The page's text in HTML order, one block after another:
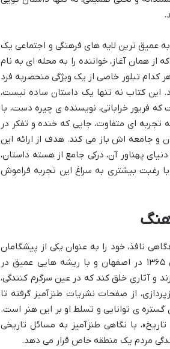
عمیق ترین لایه های فرهنگی و اجتماعی یک
از همان آغاز، خواننده را به محله ای به نام
کدام تبلور خاصی از یک ویژگی منحصربه فرد
این کتاب نه تنها یک داستان ساده نیست،
فریور خراباتی، نویسنده ی چیره دست، با
تجربه ای متفاوت، جایی که خنده و تفکر در
و جامعه اش باز می کند. هدف از ارائه این
پهناور آن، درکی جامع از هسته داستان،
رغبت بیشتری به سراغ این تجربه فراموش
نافذ، خود را به عنوان یکی از پیشگامان
در آمیختن طنز با نقد اجتماعی و فرهنگی مطرح کرده است. متولد سال ۱۳۶۵ در اصفهان و با ریشه هایی عمیق در
و آثاری خلق کند که در عین سرگرم کنندگی،
از صفحات نشریات طنزآمیز گرفته تا
ی توانایی و تسلط او بر این هنر است.
با نگاهی طنزآمیز به مسائل تاریخی
مردم یک منطقه خاص قرار می دهد.